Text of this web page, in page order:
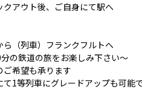
クアウト後、ご自身にて駅へ
ら（列車）フランクフルトへ
の鉄道の旅をお楽しみ下さい～
希望も承ります
1等列車にグレードアップも可能